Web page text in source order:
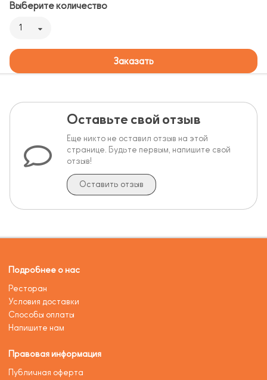
Выберите количество
1
Заказать
Оставьте свой отзыв
Еще никто не оставил отзыв на этой
странице. Будьте первым, напишите свой
отзыв!
Оставить отзыв
Подробнее о нас
Ресторан
Условия доставки
Способы оплаты
Напишите нам
Правовая информация
Публичная оферта